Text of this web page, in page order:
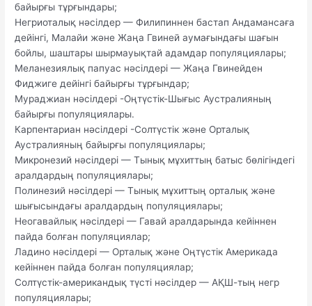
байырғы тұрғындары;
Негриоталық нәсілдер — Филипиннен бастап Андамансаға
дейінгі, Малайи және Жаңа Гвиней аумағындағы шағын
бойлы, шаштары шырмауықтай адамдар популяциялары;
Меланезиялық папуас нәсілдері — Жаңа Гвинейден
Фиджиге дейінгі байырғы тұрғындар;
Мураджиан нәсілдері -Оңтүстік-Шығыс Аустралияның
байырғы популяциялары.
Карпентариан нәсілдері -Солтүстік және Орталық
Аустралияның байырғы популяциялары;
Микронезий нәсілдері — Тынық мұхиттың батыс бөлігіндегі
аралдардың популяциялары;
Полинезий нәсілдері — Тынық мұхиттың орталық және
шығысындағы аралдардың популяциялары;
Неогавайлық нәсілдері — Гавай аралдарында кейіннен
пайда болған популяциялар;
Ладино нәсілдері — Орталық және Оңтүстік Америкада
кейіннен пайда болған популяциялар;
Солтүстік-американдық түсті нәсілдер — АҚШ-тың негр
популяциялары;